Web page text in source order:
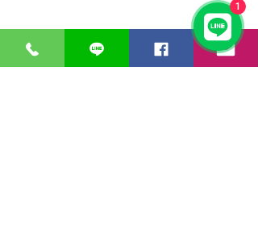
​​ เปิด โกดัง Google Maps ของ GTOdn
อุปกรณ์ไอที
Aranet
ซอฟต์แวร์
1